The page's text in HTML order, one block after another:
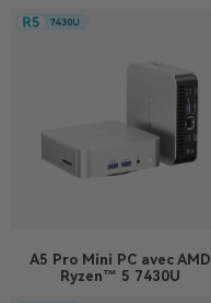
A5 ProMini PC avec AMD
Ryzen™ 5 7430U